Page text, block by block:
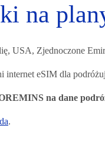
na
USA, Zjednoczone
internet eSIM dla
na dane
.